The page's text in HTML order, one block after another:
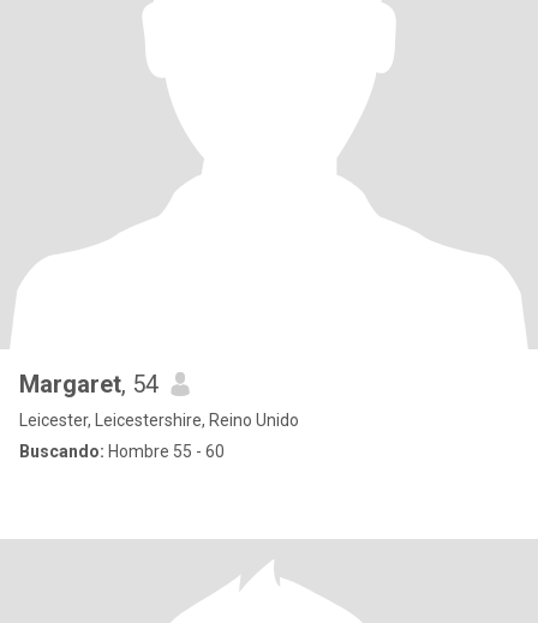
Margaret, 54
Leicester, Leicestershire, Reino Unido
Buscando: Hombre 55 - 60